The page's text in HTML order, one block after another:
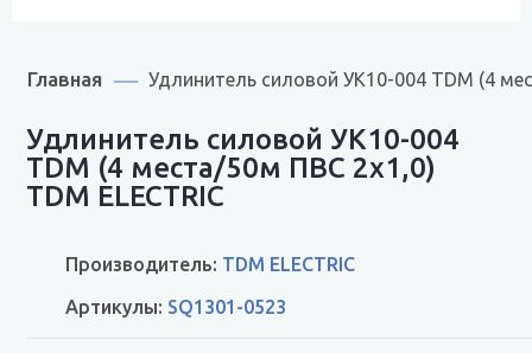
Главная Удлинитель силовой УК10-004 TDM (4
Удлинитель силовой УК10-004
TDM (4 места/50м ПВС 2х1,0)
TDM ELECTRIC
Производитель: TDM ELECTRIC
Артикулы: SQ1301-0523